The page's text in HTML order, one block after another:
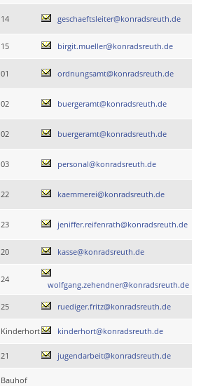
14 geschaeftsleiter@konradsreuth.de
15 birgit.mueller@konradsreuth.de
01 ordnungsamt@konradsreuth.de
02 buergeramt@konradsreuth.de
02 buergeramt@konradsreuth.de
03 personal@konradsreuth.de
22 kaemmerei@konradsreuth.de
23 jeniffer.reifenrath@konradsreuth.de
20 kasse@konradsreuth.de
24
wolfgang.zehendner@konradsreuth.de
25 ruediger.fritz@konradsreuth.de
Kinderhort kinderhort@konradsreuth.de
21 jugendarbeit@konradsreuth.de
Bauhof